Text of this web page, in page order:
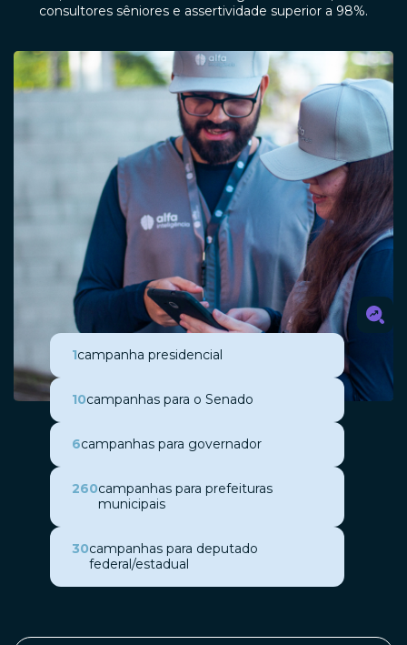
consultores sêniores e assertividade superior a 98%.
1campanha presidencial
10campanhas para o Senado
6campanhas para governador
260campanhas para prefeituras
municipais
30campanhas para deputado
federal/estadual